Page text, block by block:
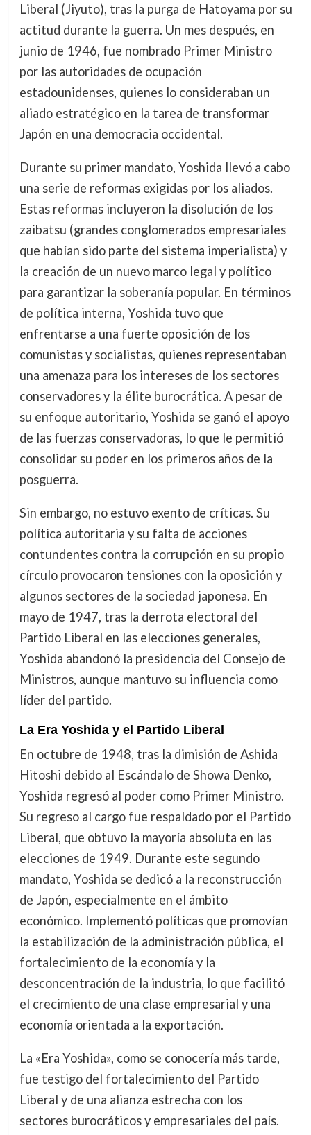
Liberal (Jiyuto), tras la purga de Hatoyama por su
actitud durante la guerra. Un mes después, en
junio de 1946, fue nombrado Primer Ministro
por las autoridades de ocupación
estadounidenses, quienes lo consideraban un
aliado estratégico en la tarea de transformar
Japón en una democracia occidental.
Durante su primer mandato, Yoshida llevó a cabo
una serie de reformas exigidas por los aliados.
Estas reformas incluyeron la disolución de los
zaibatsu (grandes conglomerados empresariales
que habían sido parte del sistema imperialista) y
la creación de un nuevo marco legal y político
para garantizar la soberanía popular. En términos
de política interna, Yoshida tuvo que
enfrentarse a una fuerte oposición de los
comunistas y socialistas, quienes representaban
una amenaza para los intereses de los sectores
conservadores y la élite burocrática. A pesar de
su enfoque autoritario, Yoshida se ganó el apoyo
de las fuerzas conservadoras, lo que le permitió
consolidar su poder en los primeros años de la
posguerra.
Sin embargo, no estuvo exento de críticas. Su
política autoritaria y su falta de acciones
contundentes contra la corrupción en su propio
círculo provocaron tensiones con la oposición y
algunos sectores de la sociedad japonesa. En
mayo de 1947, tras la derrota electoral del
Partido Liberal en las elecciones generales,
Yoshida abandonó la presidencia del Consejo de
Ministros, aunque mantuvo su influencia como
líder del partido.
La Era Yoshida y el Partido Liberal
En octubre de 1948, tras la dimisión de Ashida
Hitoshi debido al Escándalo de Showa Denko,
Yoshida regresó al poder como Primer Ministro.
Su regreso al cargo fue respaldado por el Partido
Liberal, que obtuvo la mayoría absoluta en las
elecciones de 1949. Durante este segundo
mandato, Yoshida se dedicó a la reconstrucción
de Japón, especialmente en el ámbito
económico. Implementó políticas que promovían
la estabilización de la administración pública, el
fortalecimiento de la economía y la
desconcentración de la industria, lo que facilitó
el crecimiento de una clase empresarial y una
economía orientada a la exportación.
La «Era Yoshida», como se conocería más tarde,
fue testigo del fortalecimiento del Partido
Liberal y de una alianza estrecha con los
sectores burocráticos y empresariales del país.